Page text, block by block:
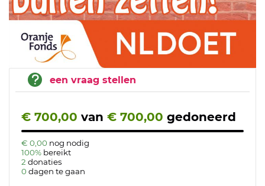
een vraag stellen
€ 700,00 van € 700,00 gedoneerd
€ 0,00 nog nodig
100% bereikt
2 donaties
0 dagen te gaan